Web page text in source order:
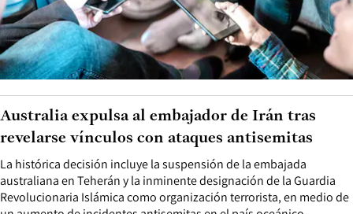
La histórica decisión incluye la suspensión de la embajada
australiana en Teherán y la inminente designación de la Guardia
Revolucionaria Islámica como organización terrorista, en medio de
Australia expulsa al embajador de Irán tras
revelarse vínculos con ataques antisemitas